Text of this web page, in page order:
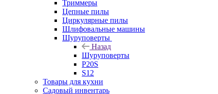
Триммеры
Цепные пилы
Циркулярные пилы
Шлифовальные машины
Шуруповерты
Назад
Шуруповерты
P20S
S12
Товары для кухни
Садовый инвентарь